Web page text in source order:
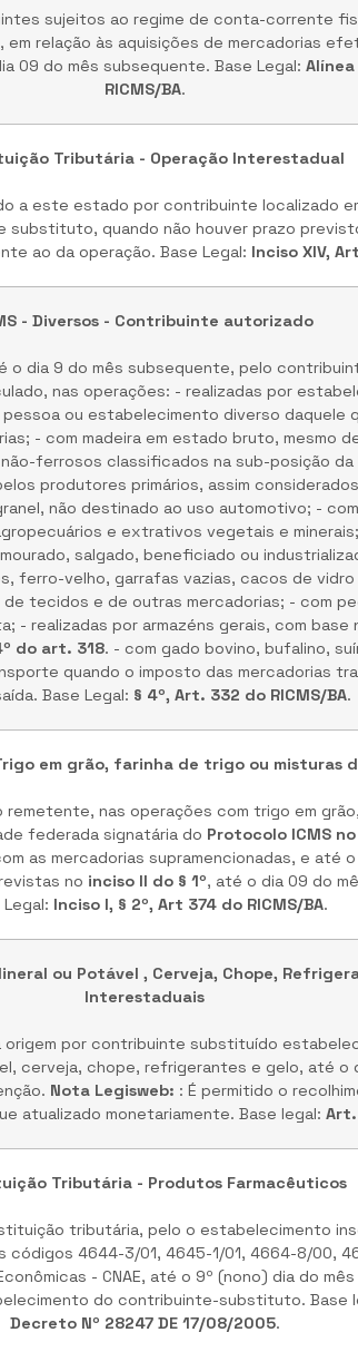
sujeitos ao regime de conta-corrente
em relação às aquisições de mercadorias
09 do mês subsequente. Base Legal:
RICMS/BA.
Tributária - Operação Interestadual
a este estado por contribuinte localizado
substituto, quando não houver prazo
ao da operação. Base Legal: Inciso XIV,
- Diversos - Contribuinte autorizado
o dia 9 do mês subsequente, pelo
nas operações: - realizadas por
ou estabelecimento diverso daquele
- com madeira em estado bruto, mesmo
ferrosos classificados na sub-posição da
produtores primários, assim
não destinado ao uso automotivo; -
e extrativos vegetais e
salgado, beneficiado ou
ferro-velho, garrafas vazias, cacos de
tecidos e de outras mercadorias; - com
- realizadas por armazéns gerais, com base
do art. 318. - com gado bovino, bufalino,
quando o imposto das mercadorias
Base Legal: § 4º, Art. 332 do RICMS/BA.
em grão, farinha de trigo ou misturas
nas operações com trigo em
federada signatária do Protocolo ICMS
as mercadorias supramencionadas, e até
no inciso II do § 1º, até o dia 09 do
Inciso I, § 2º, Art 374 do RICMS/BA.
ou Potável , Cerveja, Chope,
Interestaduais
por contribuinte substituído
cerveja, chope, refrigerantes e gelo, até o
Nota Legisweb: : É permitido o
atualizado monetariamente. Base legal: Art.
Tributária - Produtos Farmacêuticos
tributária, pelo o estabelecimento
códigos 4644-3/01, 4645-1/01, 4664-8/00,
- CNAE, até o 9º (nono) dia do
do contribuinte-substituto. Base
Decreto Nº 28247 DE 17/08/2005.